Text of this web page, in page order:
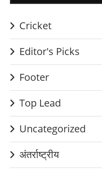
Cricket
Editor's Picks
Footer
Top Lead
Uncategorized
अंतर्राष्ट्रीय